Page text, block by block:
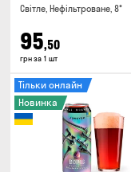
Світле, Нефільтроване, 8°
95,50
грн за 1 шт
Тільки онлайн
Новинка